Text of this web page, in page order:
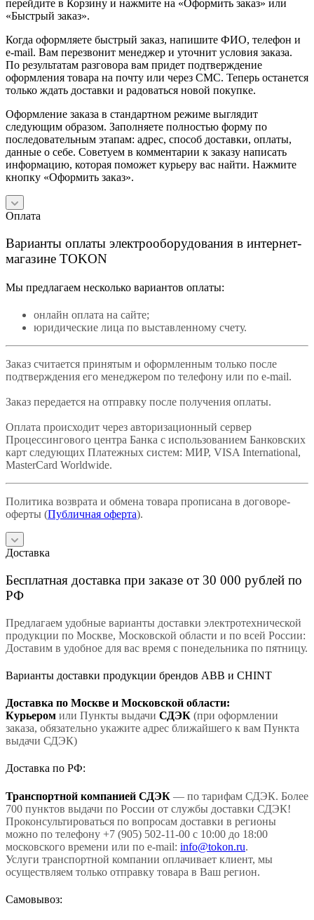
перейдите в Корзину и нажмите на «Оформить заказ» или
«Быстрый заказ».
Когда оформляете быстрый заказ, напишите ФИО, телефон и
e-mail. Вам перезвонит менеджер и уточнит условия заказа.
По результатам разговора вам придет подтверждение
оформления товара на почту или через СМС. Теперь останется
только ждать доставки и радоваться новой покупке.
Оформление заказа в стандартном режиме выглядит
следующим образом. Заполняете полностью форму по
последовательным этапам: адрес, способ доставки, оплаты,
данные о себе. Советуем в комментарии к заказу написать
информацию, которая поможет курьеру вас найти. Нажмите
кнопку «Оформить заказ».
Оплата
Варианты оплаты электрооборудования в интернет-
магазине TOKON
Мы предлагаем несколько вариантов оплаты:
онлайн оплата на сайте;
юридические лица по выставленному счету.
Заказ считается принятым и оформленным только после
подтверждения его менеджером по телефону или по e-mail.
Заказ передается на отправку после получения оплаты.
Оплата происходит через авторизационный сервер
Процессингового центра Банка с использованием Банковских
карт следующих Платежных систем: МИР, VISA International,
MasterCard Worldwide.
Политика возврата и обмена товара прописана в договоре-
оферты (Публичная оферта).
Доставка
Бесплатная доставка при заказе от 30 000 рублей по
РФ
Предлагаем удобные варианты доставки электротехнической
продукции по Москве, Московской области и по всей России:
Доставим в удобное для вас время с понедельника по пятницу.
Варианты доставки продукции брендов ABB и CHINT
Доставка по Москве и Московской области:
Курьером или Пункты выдачи СДЭК (при оформлении
заказа, обязательно укажите адрес ближайшего к вам Пункта
выдачи СДЭК)
Доставка по РФ:
Транспортной компанией СДЭК — по тарифам СДЭК. Более
700 пунктов выдачи по России от службы доставки СДЭК!
Проконсультироваться по вопросам доставки в регионы
можно по телефону +7 (905) 502-11-00 с 10:00 до 18:00
московского времени или по e-mail: info@tokon.ru.
Услуги транспортной компании оплачивает клиент, мы
осуществляем только отправку товара в Ваш регион.
Самовывоз: